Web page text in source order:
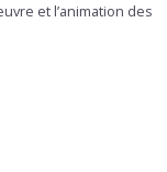
et l’animation des